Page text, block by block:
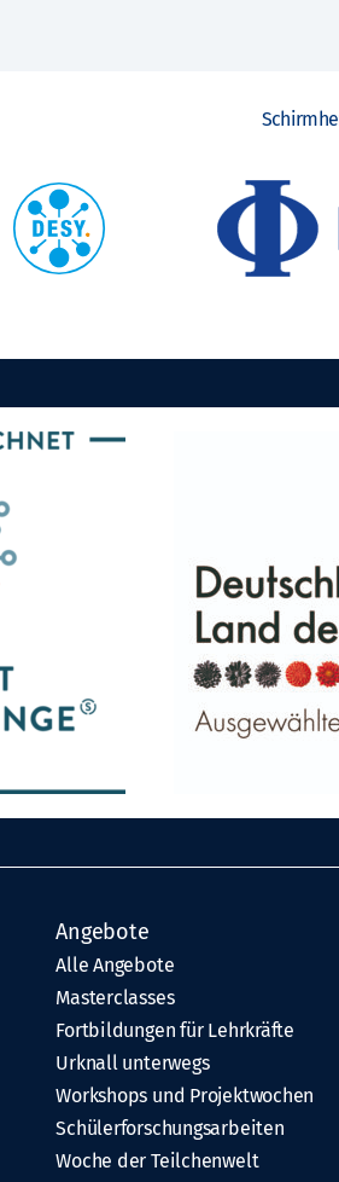
Angebote
Alle Angebote
Masterclasses
Fortbildungen für Lehrkräfte
Urknall unterwegs
Workshops und Projektwochen
Schülerforschungsarbeiten
Woche der Teilchenwelt